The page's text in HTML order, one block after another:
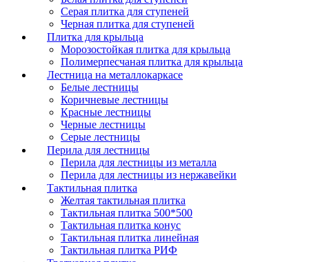
Серая плитка для ступеней
Черная плитка для ступеней
Плитка для крыльца
Морозостойкая плитка для крыльца
Полимерпесчаная плитка для крыльца
Лестница на металлокаркасе
Белые лестницы
Коричневые лестницы
Красные лестницы
Черные лестницы
Серые лестницы
Перила для лестницы
Перила для лестницы из металла
Перила для лестницы из нержавейки
Тактильная плитка
Желтая тактильная плитка
Тактильная плитка 500*500
Тактильная плитка конус
Тактильная плитка линейная
Тактильная плитка РИФ